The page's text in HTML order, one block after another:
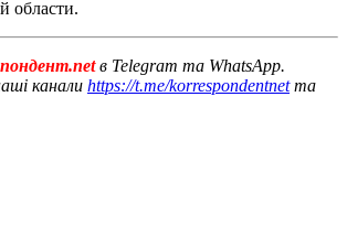
области.
в Telegram та WhatsApp.
канали https://t.me/korrespondentnetта